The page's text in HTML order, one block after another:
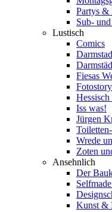
Partys &
Sub-
Lustisch
Comics
Fiesas
Iss was!
Jürgen
Wrede
Zoten
Ansehnlich
Der
Kunst &